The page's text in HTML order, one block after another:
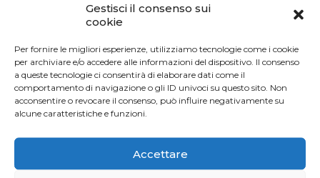
Gestisci il consenso sui
cookie
Per fornire le migliori esperienze, utilizziamo tecnologie come i cookie
per archiviare e/o accedere alle informazioni del dispositivo. Il consenso
a queste tecnologie ci consentirà di elaborare dati come il
comportamento di navigazione o gli ID univoci su questo sito. Non
acconsentire o revocare il consenso, può influire negativamente su
alcune caratteristiche e funzioni.
Accettare
Ti aspettiamo in store!
TUTTI I NOSTRI EVENTI